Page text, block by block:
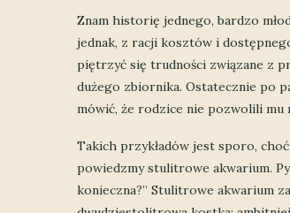
Znam historię jednego, bardzo
jednak, z racji kosztów i
piętrzyć się trudności związane z
dużego zbiornika. Ostatecznie po
mówić, że rodzice nie pozwolili mu
Takich przykładów jest sporo,
powiedzmy stulitrowe akwarium.
konieczna?” Stulitrowe akwarium